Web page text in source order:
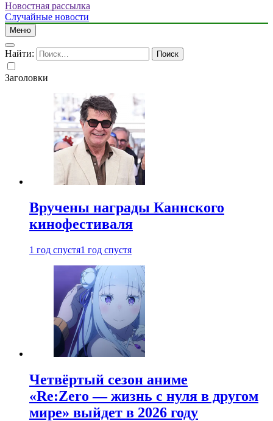
Новостная рассылка
Случайные новости
Меню
Найти:
Заголовки
Вручены награды Каннского
кинофестиваля
1 год спустя1 год спустя
Четвёртый сезон аниме
«Re:Zero — жизнь с нуля в другом
мире» выйдет в 2026 году